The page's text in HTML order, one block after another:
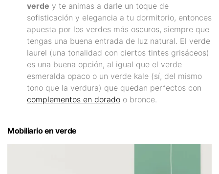
verde y te animas a darle un toque de
sofisticación y elegancia a tu dormitorio, entonces
apuesta por los verdes más oscuros, siempre que
tengas una buena entrada de luz natural. El verde
laurel (una tonalidad con ciertos tintes grisáceos)
es una buena opción, al igual que el verde
esmeralda opaco o un verde kale (sí, del mismo
tono que la verdura) que quedan perfectos con
complementos en dorado o bronce.
Mobiliario en verde